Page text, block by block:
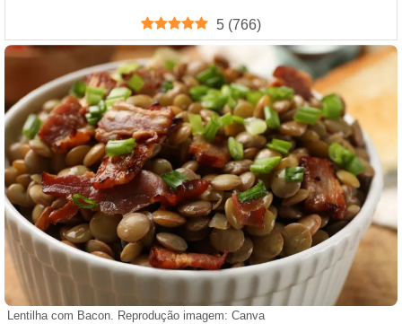
5 (766)
Lentilha com Bacon. Reprodução imagem: Canva